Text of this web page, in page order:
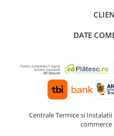
Pompe de caldura
Termostate de Ambient
Panouri fotovoltaice
Panouri fotovoltaice
DATE
Centrale Termice si
commerce